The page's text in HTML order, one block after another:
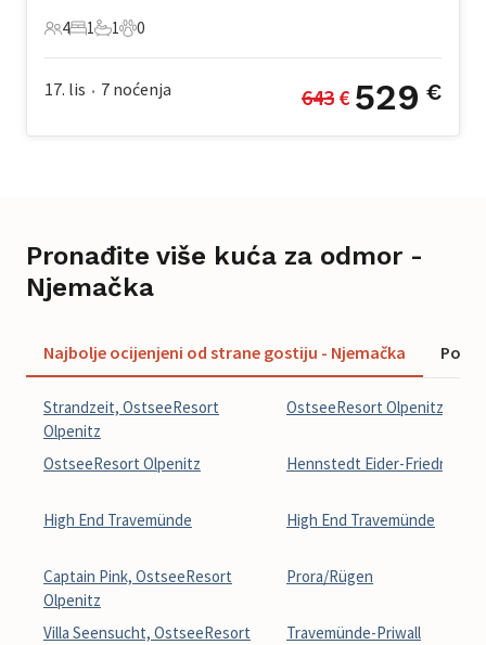
4 Gosti
4
1 Spavaća soba
1
1 Kupaonica
1
0 Kućni ljubimac
0
17. lis • 7 noćenja 643 € 529 €
Pronađite više kuća za odmor -
Njemačka
Najbolje ocijenjeni od strane gostiju - Njemačka
Strandzeit, OstseeResort
Olpenitz
OstseeResort Olpenitz
High End Travemünde
Captain Pink, OstseeResort
Olpenitz
Villa Seensucht, OstseeResort
OstseeResort Olpenitz
Hennstedt Eider-
High End Travemünde
Prora/Rügen
Travemünde-Priwall